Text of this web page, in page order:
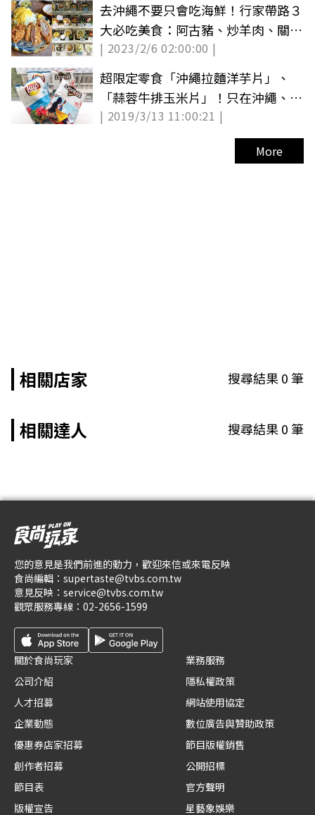
去沖繩不要只會吃海鮮！行家帶路３
大必吃美食：阿古豬、炒羊肉、關東
煮
| 2023/2/6 02:00:00 |
超限定零食「沖繩拉麵洋芋片」、
「蒜蓉牛排玉米片」！只在沖繩、台
灣吃得到
| 2019/3/13 11:00:21 |
More
相關店家 搜尋結果0筆
相關達人 搜尋結果0筆
您的意見是我們前進的動力，歡迎來信或來電反映
食尚編輯： supertaste@tvbs.com.tw
意見反映： service@tvbs.com.tw
觀眾服務專線： 02-2656-1599
關於食尚玩家
公司介紹
人才招募
企業動態
優惠券店家招募
創作者招募
節目表
版權宣告
業務服務
隱私權政策
網站使用協定
數位廣告與贊助政策
節目版權銷售
公開招標
官方聲明
星藝象娛樂